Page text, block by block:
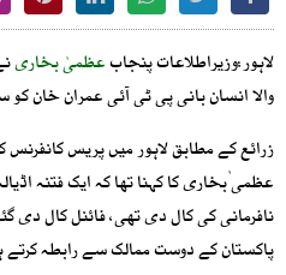
لاہور:وزیراطلاعات پنجابعظمیٰ بخاری
والا انسان بانی پی ٹی آئی عمران خان
زرائع کے مطابق لاہور میں پریس
عظمی ٰبخاری کا کہنا تھا کہ ایک فتنہ
نافرمانی کی کال دی تھی، فائنل کال دی
پاکستان کے دوست ممالک سے رابطہ کرتے